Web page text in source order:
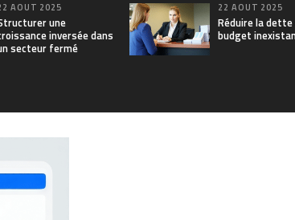
AOÛT 2025
une
inversée dans
secteur fermé
22 AOÛT 2025
Réduire la dette
budget